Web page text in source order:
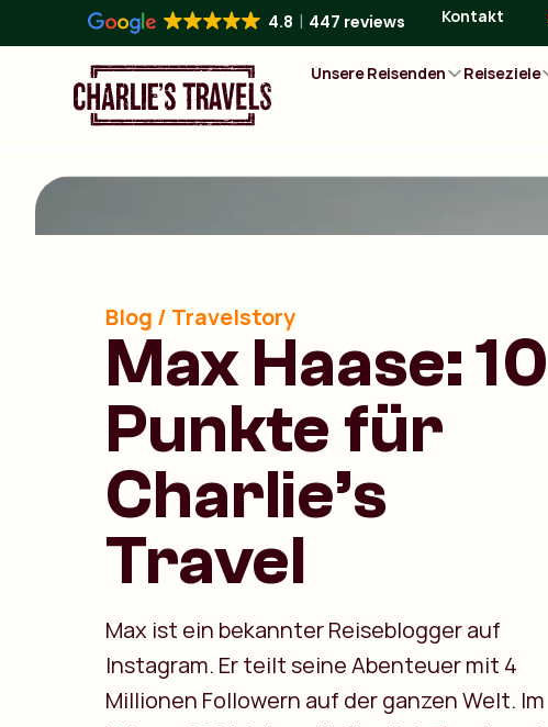
4.8 447 reviews Kontakt
Unsere Reisenden Reiseziele
Blog / Travelstory
Max Haase: 10
Punkte für
Charlie’s
Travel
Max ist ein bekannter Reiseblogger auf
Instagram. Er teilt seine Abenteuer mit 4
Millionen Followern auf der ganzen Welt. Im